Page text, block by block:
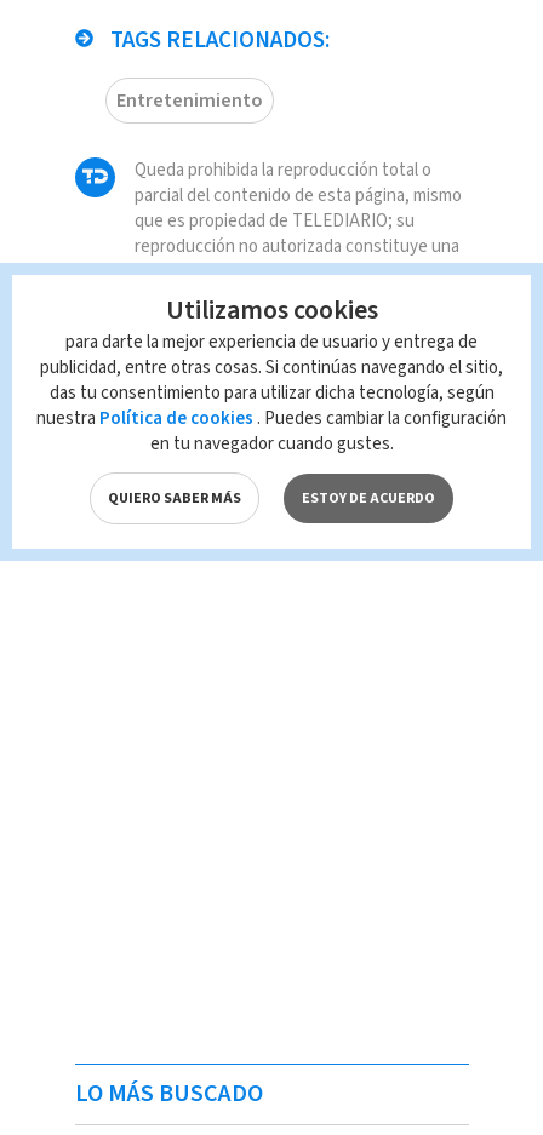
TAGS RELACIONADOS:
Entretenimiento
Queda prohibida la reproducción total o
parcial del contenido de esta página, mismo
que es propiedad de TELEDIARIO; su
reproducción no autorizada constituye una
infracción y un delito de conformidad con las
leyes aplicables.
LO MÁS BUSCADO
Utilizamos cookies
para darte la mejor experiencia de usuario y entrega de
publicidad, entre otras cosas. Si continúas navegando el sitio,
das tu consentimiento para utilizar dicha tecnología, según
nuestra Política de cookies . Puedes cambiar la configuración
en tu navegador cuando gustes.
QUIERO SABER MÁS ESTOY DE ACUERDO